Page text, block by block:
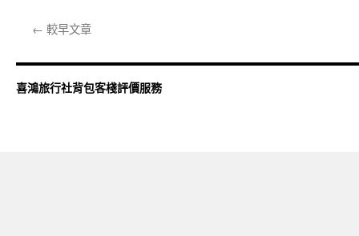
降
溫
客
戶
← 較早文章
喜鴻旅行社背包客棧評價服務